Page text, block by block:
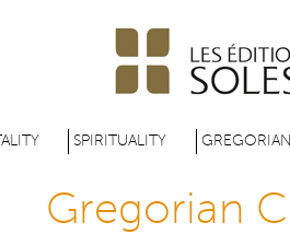
to
main
SPIRITUALITY
Gregorian